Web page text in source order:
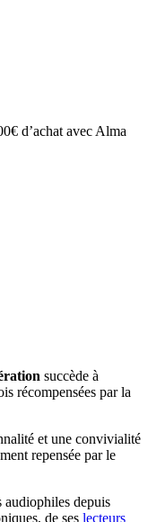
d’achat avec Alma
succède à
récompensées par la
et une convivialité
repensée par le
audiophiles depuis
de ses lecteurs